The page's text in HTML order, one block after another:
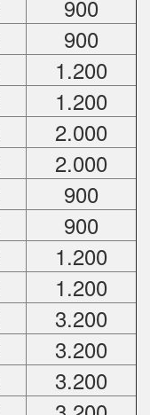
900
900
1.200
1.200
2.000
2.000
900
900
1.200
1.200
3.200
3.200
3.200